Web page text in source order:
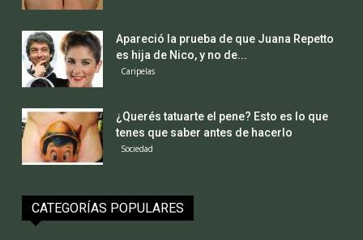
Apareció la prueba de que Juana Repetto
es hija de Nico, y no de...
Caripelas
¿Querés tatuarte el pene? Esto es lo que
tenes que saber antes de hacerlo
Sociedad
CATEGORÍAS POPULARES